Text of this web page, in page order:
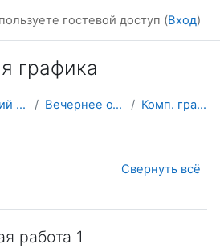
гостевой доступ (Вход)
графика
Осенний семестр Вечернее отделение Комп. графика ВО
Свернуть всё
работа 1